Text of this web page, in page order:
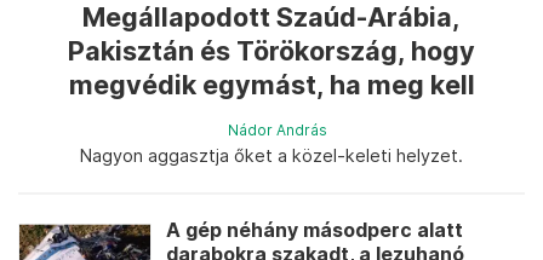
Megállapodott Szaúd-Arábia,
Pakisztán és Törökország, hogy
megvédik egymást, ha meg kell
Nádor András
Nagyon aggasztja őket a közel-keleti helyzet.
A gép néhány másodperc alatt
darabokra szakadt, a lezuhanó